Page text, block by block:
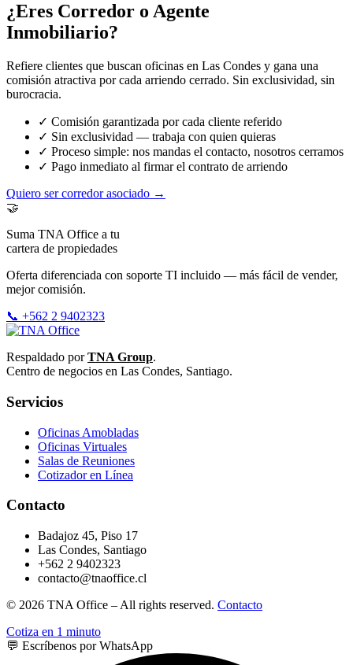
¿Eres Corredor o Agente
Inmobiliario?
Refiere clientes que buscan oficinas en Las Condes y gana una
comisión atractiva por cada arriendo cerrado. Sin exclusividad, sin
burocracia.
✓ Comisión garantizada por cada cliente referido
✓ Sin exclusividad — trabaja con quien quieras
✓ Proceso simple: nos mandas el contacto, nosotros cerramos
✓ Pago inmediato al firmar el contrato de arriendo
Quiero ser corredor asociado →
🤝
Suma TNA Office a tu
cartera de propiedades
Oferta diferenciada con soporte TI incluido — más fácil de vender,
mejor comisión.
📞 +562 2 9402323
Respaldado porTNA Group.
Centro de negocios en Las Condes, Santiago.
Servicios
Oficinas Amobladas
Oficinas Virtuales
Salas de Reuniones
Cotizador en Línea
Contacto
Badajoz 45, Piso 17
Las Condes, Santiago
+562 2 9402323
contacto@tnaoffice.cl
© 2026 TNA Office – All rights reserved. Contacto
Cotiza en 1 minuto
💬 Escríbenos por WhatsApp